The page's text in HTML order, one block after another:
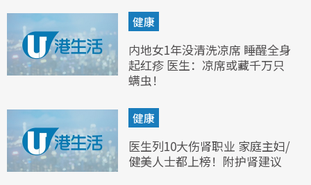
健康
内地女1年没清洗凉席 睡醒全身
起红疹 医生：凉席或藏千万只
螨虫！
健康
医生列10大伤肾职业 家庭主妇/
健美人士都上榜！附护肾建议